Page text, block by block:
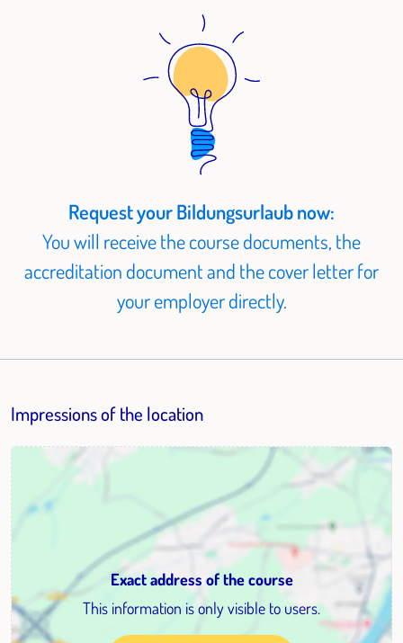
Request your Bildungsurlaub now:
You will receive the course documents, the
accreditation document and the cover letter for
your employer directly.
Impressions of the location
Exact address of the course
This information is only visible to users.